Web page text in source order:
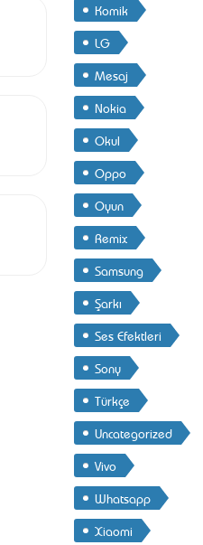
Komik
LG
Mesaj
Nokia
Okul
Oppo
Oyun
Remix
Samsung
Şarkı
Ses Efektleri
Sony
Türkçe
Uncategorized
Vivo
Whatsapp
Xiaomi